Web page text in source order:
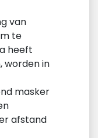
van
te
heeft
worden in
masker
afstand